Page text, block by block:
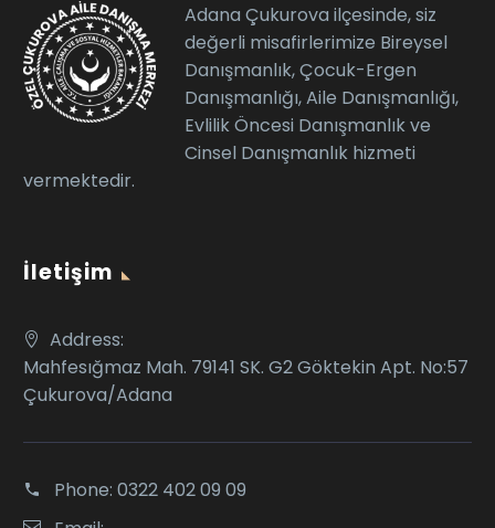
Adana Çukurova ilçesinde, siz
değerli misafirlerimize Bireysel
Danışmanlık, Çocuk-Ergen
Danışmanlığı, Aile Danışmanlığı,
Evlilik Öncesi Danışmanlık ve
Cinsel Danışmanlık hizmeti
vermektedir.
İletişim
Address:
Mahfesığmaz Mah. 79141 SK. G2 Göktekin Apt. No:57
Çukurova/Adana
Phone: 0322 402 09 09